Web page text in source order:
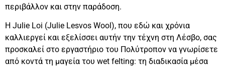
περιβάλλον και στην παράδοση.
Η Julie Loi (Julie Lesvos Wool), που εδώ και χρόνια
καλλιεργεί και εξελίσσει αυτήν την τέχνη στη Λέσβο, σας
προσκαλεί στο εργαστήριο του Πολύτροπον να γνωρίσετε
από κοντά τη μαγεία του wet felting: τη διαδικασία μέσα